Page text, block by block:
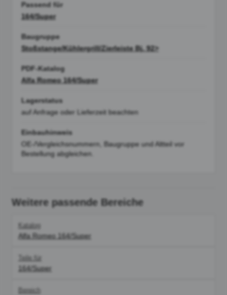
Passend für
164/Super
Baugruppe
Stoßstange/Kühlergrill/Zierleiste Bj. 92>
PDF-Katalog
Alfa Romeo 164/Super
Lagerstatus
auf Anfrage oder Lieferzeit beachten
Einbauhinweis
OE-/Vergleichsnummern, Baugruppe und Altteil vor
Bestellung abgleichen.
Weitere passende Bereiche
Katalog
Alfa Romeo 164/Super
Teile für
164/Super
Bereich